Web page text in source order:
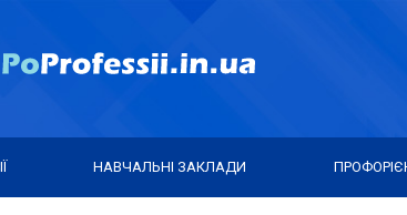
НАВЧАЛЬНІ ЗАКЛАДИ